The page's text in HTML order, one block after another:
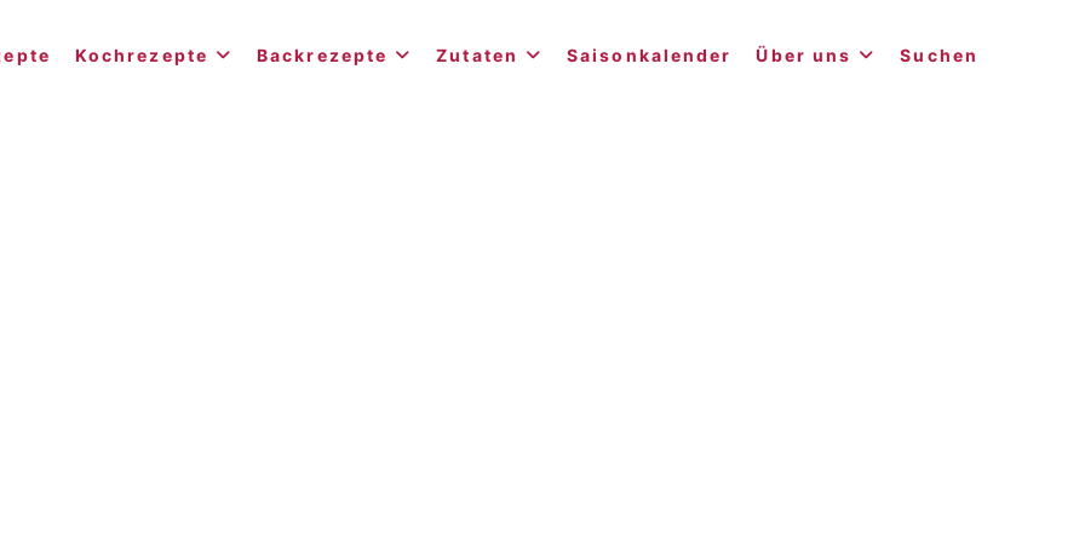
Kochrezepte Backrezepte Zutaten Saisonkalender Über uns Suchen